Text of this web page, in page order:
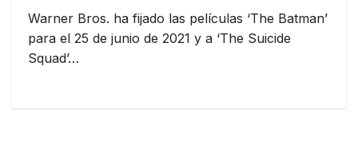
Warner Bros. ha fijado las películas ‘The Batman’
para el 25 de junio de 2021 y a ‘The Suicide
Squad’…